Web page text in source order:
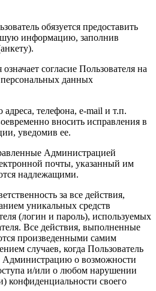
обязуется предоставить
информацию, заполнив
согласие Пользователя на
данных
телефона, e-mail и т.п.
вносить исправления в
уведомив ее.
Администрацией
почты, указанный им
надлежащими.
за все действия,
уникальных средств
(логин и пароль), используемых
Все действия, выполненные
произведенными самим
случаев, когда Пользователь
Администрацию о возможности
и/или о любом нарушении
конфиденциальности своего